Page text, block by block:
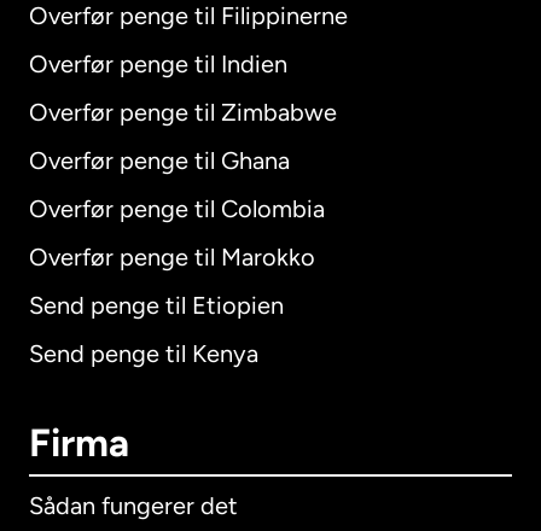
Overfør penge til Filippinerne
Overfør penge til Indien
Overfør penge til Zimbabwe
Overfør penge til Ghana
Overfør penge til Colombia
Overfør penge til Marokko
Send penge til Etiopien
Send penge til Kenya
Firma
Sådan fungerer det